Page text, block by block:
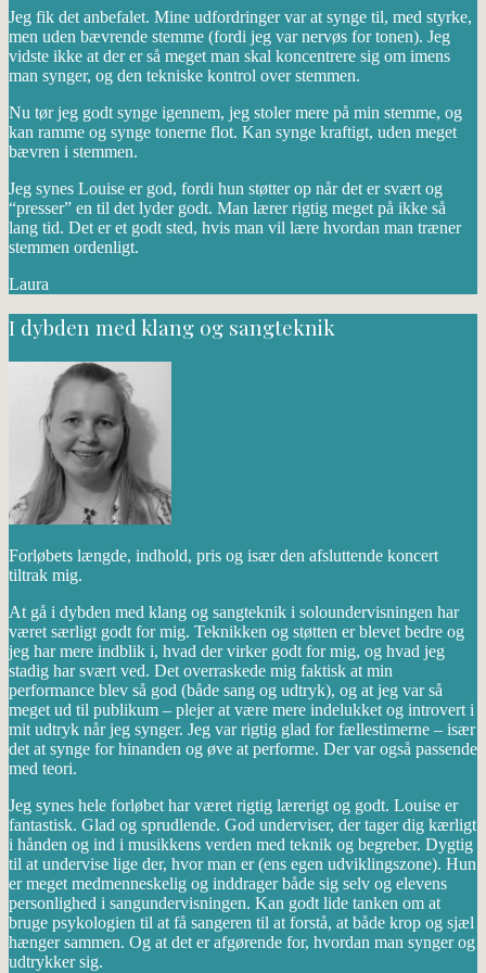
Jeg fik det anbefalet. Mine udfordringer var at synge til, med styrke,
men uden bævrende stemme (fordi jeg var nervøs for tonen). Jeg
vidste ikke at der er så meget man skal koncentrere sig om imens
man synger, og den tekniske kontrol over stemmen.
Nu tør jeg godt synge igennem, jeg stoler mere på min stemme, og
kan ramme og synge tonerne flot. Kan synge kraftigt, uden meget
bævren i stemmen.
Jeg synes Louise er god, fordi hun støtter op når det er svært og
“presser” en til det lyder godt. Man lærer rigtig meget på ikke så
lang tid. Det er et godt sted, hvis man vil lære hvordan man træner
stemmen ordenligt.
Laura
I dybden med klang og sangteknik
Forløbets længde, indhold, pris og især den afsluttende koncert
tiltrak mig.
At gå i dybden med klang og sangteknik i soloundervisningen har
været særligt godt for mig. Teknikken og støtten er blevet bedre og
jeg har mere indblik i, hvad der virker godt for mig, og hvad jeg
stadig har svært ved. Det overraskede mig faktisk at min
performance blev så god (både sang og udtryk), og at jeg var så
meget ud til publikum – plejer at være mere indelukket og introvert i
mit udtryk når jeg synger. Jeg var rigtig glad for fællestimerne – især
det at synge for hinanden og øve at performe. Der var også passende
med teori.
Jeg synes hele forløbet har været rigtig lærerigt og godt. Louise er
fantastisk. Glad og sprudlende. God underviser, der tager dig kærligt
i hånden og ind i musikkens verden med teknik og begreber. Dygtig
til at undervise lige der, hvor man er (ens egen udviklingszone). Hun
er meget medmenneskelig og inddrager både sig selv og elevens
personlighed i sangundervisningen. Kan godt lide tanken om at
bruge psykologien til at få sangeren til at forstå, at både krop og sjæl
hænger sammen. Og at det er afgørende for, hvordan man synger og
udtrykker sig.